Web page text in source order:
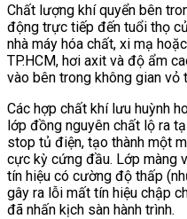
Chất lượng khí quyển bên
động trực tiếp đến tuổi thọ
nhà máy hóa chất, xi mạ
TP.HCM, hơi axit và độ ẩm
vào bên trong không gian vỏ
Các hợp chất khí lưu huỳnh
lớp đồng nguyên chất lộ ra
stop tủ điện, tạo thành một
cực kỳ cứng đầu. Lớp màng
tín hiệu có cường độ thấp
gây ra lỗi mất tín hiệu chập
đã nhấn kịch sàn hành trình.